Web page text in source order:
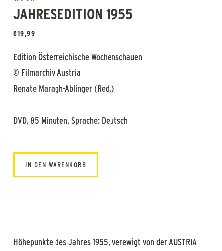
JAHRESEDITION 1955
€19,99
Edition Österreichische Wochenschauen
© Filmarchiv Austria
Renate Maragh-Ablinger (Red.)
DVD, 85 Minuten, Sprache: Deutsch
IN DEN WARENKORB
Höhepunkte des Jahres 1955, verewigt von der AUSTRIA